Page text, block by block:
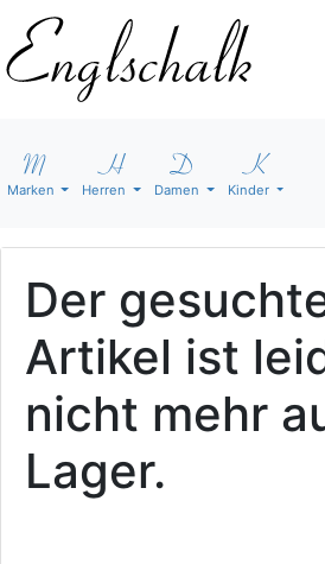
Marken Herren Damen Kinder
Der
Artikel ist
nicht mehr
Lager.